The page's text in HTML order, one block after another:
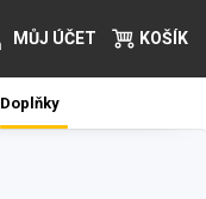
MŮJ ÚČET KOŠÍK
Doplňky